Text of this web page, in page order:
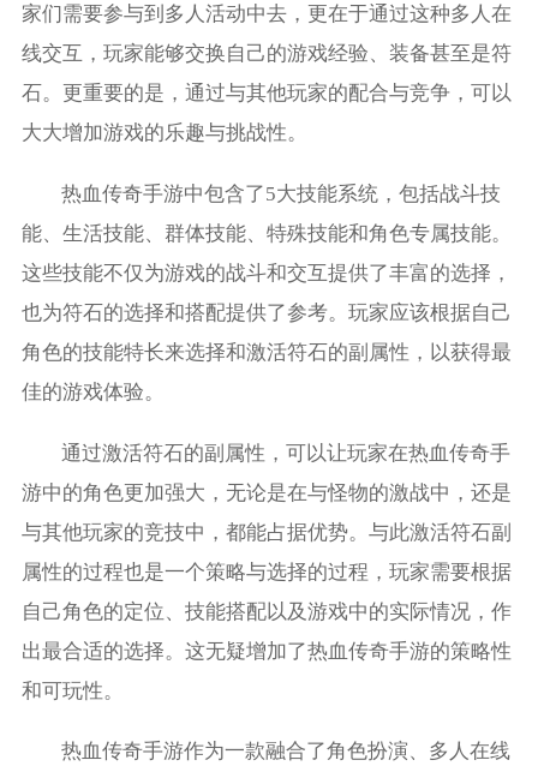
家们需要参与到多人活动中去，更在于通过这种多人在
线交互，玩家能够交换自己的游戏经验、装备甚至是符
石。更重要的是，通过与其他玩家的配合与竞争，可以
大大增加游戏的乐趣与挑战性。
热血传奇手游中包含了5大技能系统，包括战斗技
能、生活技能、群体技能、特殊技能和角色专属技能。
这些技能不仅为游戏的战斗和交互提供了丰富的选择，
也为符石的选择和搭配提供了参考。玩家应该根据自己
角色的技能特长来选择和激活符石的副属性，以获得最
佳的游戏体验。
通过激活符石的副属性，可以让玩家在热血传奇手
游中的角色更加强大，无论是在与怪物的激战中，还是
与其他玩家的竞技中，都能占据优势。与此激活符石副
属性的过程也是一个策略与选择的过程，玩家需要根据
自己角色的定位、技能搭配以及游戏中的实际情况，作
出最合适的选择。这无疑增加了热血传奇手游的策略性
和可玩性。
热血传奇手游作为一款融合了角色扮演、多人在线